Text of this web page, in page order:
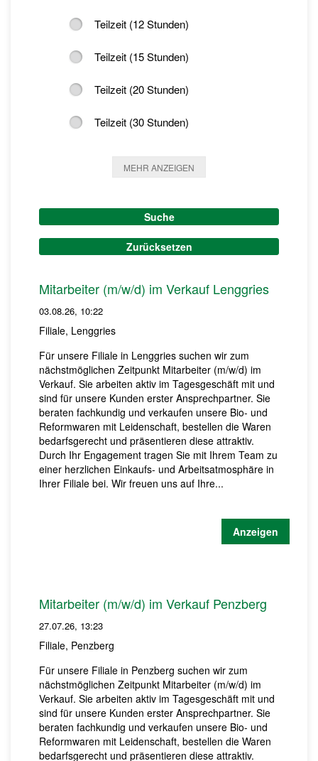
Teilzeit (12 Stunden)
Teilzeit (15 Stunden)
Teilzeit (20 Stunden)
Teilzeit (30 Stunden)
MEHR ANZEIGEN
Suche
Zurücksetzen
Mitarbeiter (m/w/d) im Verkauf Lenggries
03.08.26, 10:22
Filiale, Lenggries
Für unsere Filiale in Lenggries suchen wir zum
nächstmöglichen Zeitpunkt Mitarbeiter (m/w/d) im
Verkauf. Sie arbeiten aktiv im Tagesgeschäft mit und
sind für unsere Kunden erster Ansprechpartner. Sie
beraten fachkundig und verkaufen unsere Bio- und
Reformwaren mit Leidenschaft, bestellen die Waren
bedarfsgerecht und präsentieren diese attraktiv.
Durch Ihr Engagement tragen Sie mit Ihrem Team zu
einer herzlichen Einkaufs- und Arbeitsatmosphäre in
Ihrer Filiale bei. Wir freuen uns auf Ihre...
Anzeigen
Mitarbeiter (m/w/d) im Verkauf Penzberg
27.07.26, 13:23
Filiale, Penzberg
Für unsere Filiale in Penzberg suchen wir zum
nächstmöglichen Zeitpunkt Mitarbeiter (m/w/d) im
Verkauf. Sie arbeiten aktiv im Tagesgeschäft mit und
sind für unsere Kunden erster Ansprechpartner. Sie
beraten fachkundig und verkaufen unsere Bio- und
Reformwaren mit Leidenschaft, bestellen die Waren
bedarfsgerecht und präsentieren diese attraktiv.